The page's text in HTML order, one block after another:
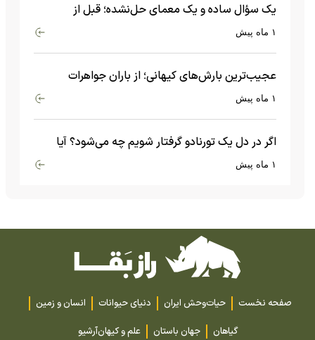
یک سؤال ساده و یک معمای حل‌نشده؛ قبل از
بیگ‌بنگ و آغاز جهان چه چیزی وجود داشت؟۱ ماه پیش
عجیب‌ترین بارش‌های کیهانی؛ از باران جواهرات
گران‌قیمت تا بارش آهن و شیشه۱ ماه پیش
اگر در دل یک تورنادو گرفتار شویم چه می‌شود؟ آیا
امکان زنده ماندن وجود دارد؟۱ ماه پیش
صفحه نخست حیات‌وحش ایران دنیای حیوانات
انسان و زمین
گیاهان
جهان باستان علم و کیهانآرشیو